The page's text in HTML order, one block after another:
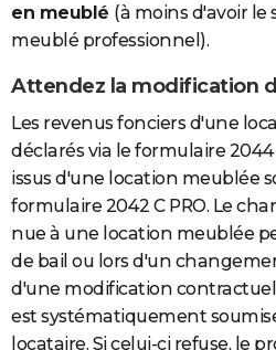
en meublé (à moins d'avoir
meublé professionnel).
Attendez la modification
Les revenus fonciers d'une
déclarés via le formulaire
issus d'une location meublée
formulaire 2042 C PRO. Le
nue à une location meublée
de bail ou lors d'un
d'une modification
est systématiquement
locataire. Si celui-ci refuse, le